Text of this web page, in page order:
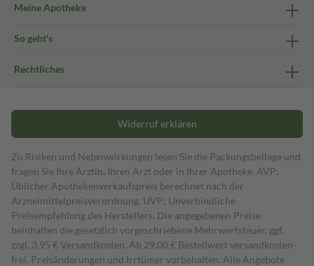
Meine Apotheke
So geht's
Rechtliches
Widerruf erklären
Zu Risiken und Nebenwirkungen lesen Sie die Packungsbeilage und
fragen Sie Ihre Ärztin, Ihren Arzt oder in Ihrer Apotheke. AVP:
Üblicher Apothekenverkaufspreis berechnet nach der
Arzneimittelpreisverordnung. UVP: Unverbindliche
Preisempfehlung des Herstellers. Die angegebenen Preise
beinhalten die gesetzlich vorgeschriebene Mehrwertsteuer, ggf.
zzgl. 3,95 € Versandkosten. Ab 29,00 € Bestell­wert versand­kosten­
frei. Preisänderungen und Irrtümer vorbehalten. Alle Angebote